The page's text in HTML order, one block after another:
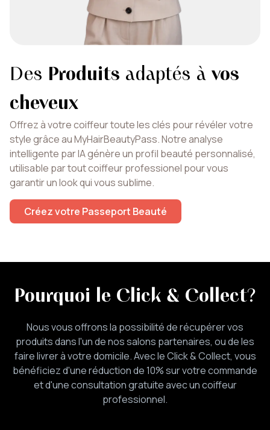
Des Produits adaptés à vos
cheveux
Offrez à votre coiffeur toute les clés pour révéler votre
style grâce au MyHairBeautyPass. Notre analyse
intelligente par IA génère un profil beauté personnalisé,
utilisable par tout coiffeur professionel pour vous
garantir un look qui vous sublime.
Créez votre Passeport Beauté
Pourquoi le Click & Collect?
Nous vous offrons la possibilité de récupérer vos
produits dans l'un de nos salons partenaires, ou de les
faire livrer à votre domicile. Avec le Click & Collect, vous
bénéficiez d'une réduction de 10% sur votre commande
et d'une consultation gratuite avec un coiffeur
professionnel.